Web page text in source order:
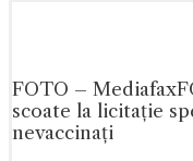
FOTO –
scoate la licitație
nevaccinați